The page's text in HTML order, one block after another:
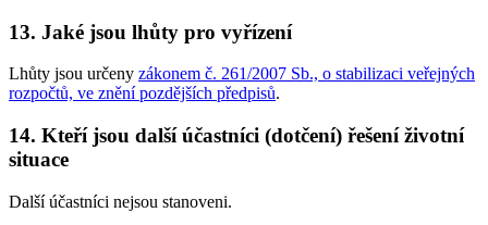
13. Jaké jsou lhůty pro vyřízení
Lhůty jsou určeny zákonem č. 261/2007 Sb., o stabilizaci veřejných
rozpočtů, ve znění pozdějších předpisů.
14. Kteří jsou další účastníci (dotčení) řešení životní
situace
Další účastníci nejsou stanoveni.